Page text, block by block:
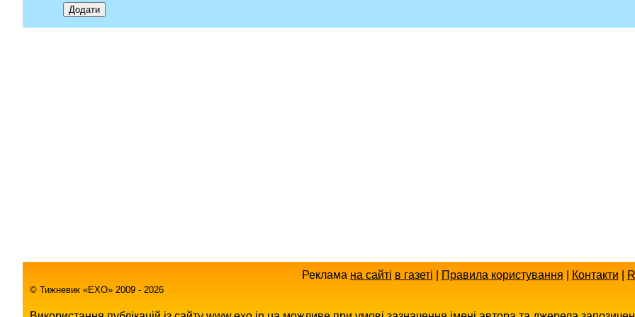
Реклама на сайті в газеті Правила користування Контакти
© Тижневик «EХO» 2009 - 2026